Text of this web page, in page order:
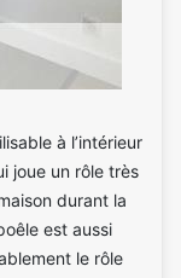
à l’intérieur
joue un rôle très
durant la
est aussi
le rôle